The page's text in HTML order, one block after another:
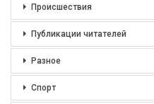
Происшествия
Публикации читателей
Разное
Спорт